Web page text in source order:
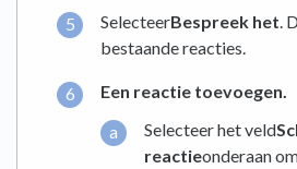
SelecteerBespreek het.
bestaande reacties.
Een reactie toevoegen.
Selecteer het veld
reactieonderaan